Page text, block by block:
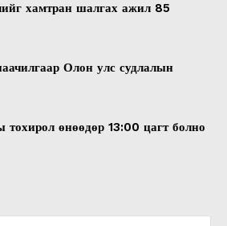
хамтран шалгах ажил 85
Олон улс судлалын
өнөөдөр 13:00 цагт болно